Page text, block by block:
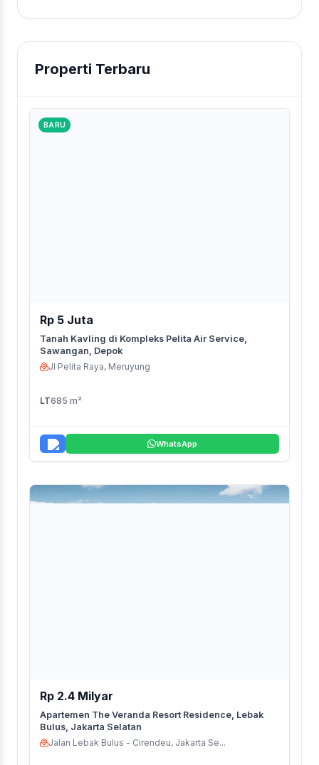
Properti Terbaru
BARU
Rp 5 Juta
Tanah Kavling di Kompleks Pelita Air Service,
Sawangan, Depok
Jl Pelita Raya, Meruyung
LT685 m²
WhatsApp
Rp 2.4 Milyar
Apartemen The Veranda Resort Residence, Lebak
Bulus, Jakarta Selatan
Jalan Lebak Bulus - Cirendeu, Jakarta Se...